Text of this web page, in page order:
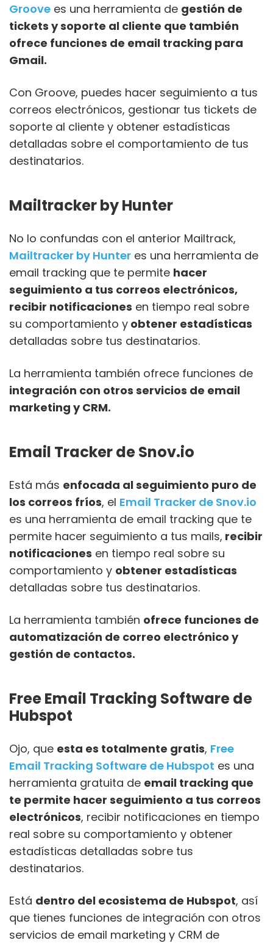
Groove es una herramienta de gestión de
tickets y soporte al cliente que también
ofrece funciones de email tracking para
Gmail.
Con Groove, puedes hacer seguimiento a tus
correos electrónicos, gestionar tus tickets de
soporte al cliente y obtener estadísticas
detalladas sobre el comportamiento de tus
destinatarios.
Mailtracker by Hunter
No lo confundas con el anterior Mailtrack,
Mailtracker by Hunter es una herramienta de
email tracking que te permite hacer
seguimiento a tus correos electrónicos,
recibir notificaciones en tiempo real sobre
su comportamiento y obtener estadísticas
detalladas sobre tus destinatarios.
La herramienta también ofrece funciones de
integración con otros servicios de email
marketing y CRM.
Email Tracker de Snov.io
Está más enfocada al seguimiento puro de
los correos fríos, el Email Tracker de Snov.io
es una herramienta de email tracking que te
permite hacer seguimiento a tus mails, recibir
notificaciones en tiempo real sobre su
comportamiento y obtener estadísticas
detalladas sobre tus destinatarios.
La herramienta también ofrece funciones de
automatización de correo electrónico y
gestión de contactos.
Free Email Tracking Software de
Hubspot
Ojo, que esta es totalmente gratis, Free
Email Tracking Software de Hubspot es una
herramienta gratuita de email tracking que
te permite hacer seguimiento a tus correos
electrónicos, recibir notificaciones en tiempo
real sobre su comportamiento y obtener
estadísticas detalladas sobre tus
destinatarios.
Está dentro del ecosistema de Hubspot, así
que tienes funciones de integración con otros
servicios de email marketing y CRM de